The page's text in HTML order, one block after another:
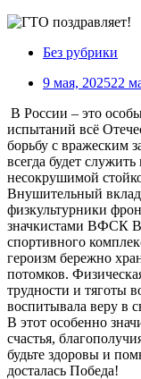
Без рубрики
9 мая, 202522
В России – это
испытаний всё
борьбу с вражеским
всегда будет
несокрушимой
Внушительный
физкультурники
значкистами ВФСК
спортивного
героизм бережно
потомков.
трудности и тяготы
воспитывала веру в
В этот особенно
счастья,
будьте здоровы и
досталась Победа!